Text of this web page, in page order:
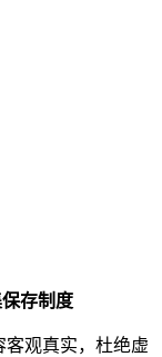
存制度
观真实，杜绝虚